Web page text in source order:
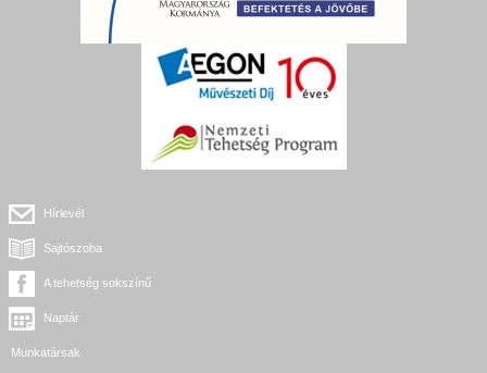
Hírlevél
Sajtószoba
A tehetség sokszínű
Naptár
Munkatársak